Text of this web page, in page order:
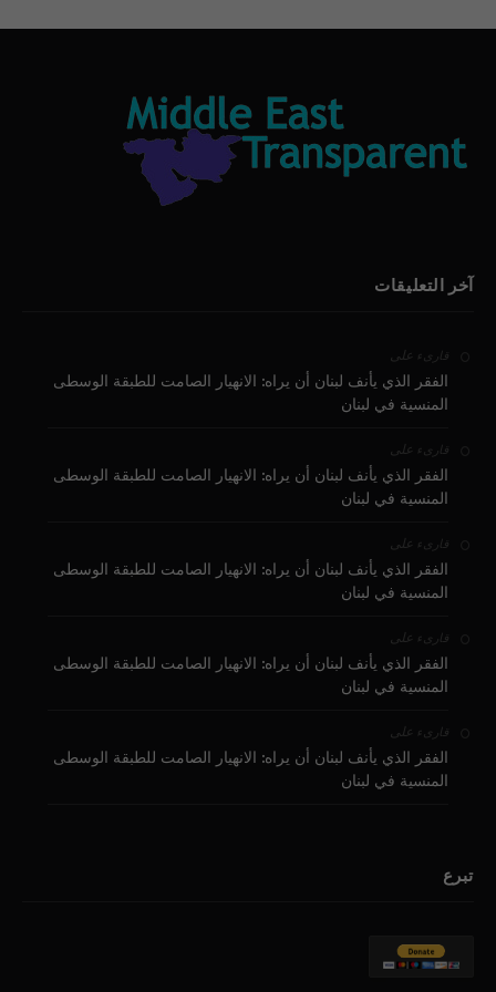
آخر التعليقات
قارىء على
الفقر الذي يأنف لبنان أن يراه: الانهيار الصامت للطبقة الوسطى
المنسية في لبنان
قارىء على
الفقر الذي يأنف لبنان أن يراه: الانهيار الصامت للطبقة الوسطى
المنسية في لبنان
قارىء على
الفقر الذي يأنف لبنان أن يراه: الانهيار الصامت للطبقة الوسطى
المنسية في لبنان
قارىء على
الفقر الذي يأنف لبنان أن يراه: الانهيار الصامت للطبقة الوسطى
المنسية في لبنان
قارىء على
الفقر الذي يأنف لبنان أن يراه: الانهيار الصامت للطبقة الوسطى
المنسية في لبنان
تبرع